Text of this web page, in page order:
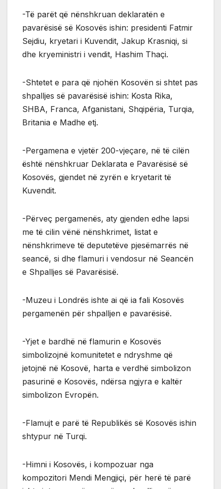
-Të parët që nënshkruan deklaratën e
pavarësisë së Kosovës ishin: presidenti Fatmir
Sejdiu, kryetari i Kuvendit, Jakup Krasniqi, si
dhe kryeministri i vendit, Hashim Thaçi.
-Shtetet e para që njohën Kosovën si shtet pas
shpalljes së pavarësisë ishin: Kosta Rika,
SHBA, Franca, Afganistani, Shqipëria, Turqia,
Britania e Madhe etj.
-Pergamena e vjetër 200-vjeçare, në të cilën
është nënshkruar Deklarata e Pavarësisë së
Kosovës, gjendet në zyrën e kryetarit të
Kuvendit.
-Përveç pergamenës, aty gjenden edhe lapsi
me të cilin vënë nënshkrimet, listat e
nënshkrimeve të deputetëve pjesëmarrës në
seancë, si dhe flamuri i vendosur në Seancën
e Shpalljes së Pavarësisë.
-Muzeu i Londrës ishte ai që ia fali Kosovës
pergamenën për shpalljen e pavarësisë.
-Yjet e bardhë në flamurin e Kosovës
simbolizojnë komunitetet e ndryshme që
jetojnë në Kosovë, harta e verdhë simbolizon
pasurinë e Kosovës, ndërsa ngjyra e kaltër
simbolizon Evropën.
-Flamujt e parë të Republikës së Kosovës ishin
shtypur në Turqi.
-Himni i Kosovës, i kompozuar nga
kompozitori Mendi Mengjiçi, për herë të parë